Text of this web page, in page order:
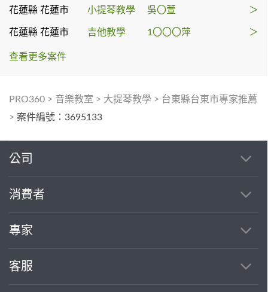
花蓮縣 花蓮市 小提琴教學 吳〇萱 ＞
花蓮縣 花蓮市 吉他教學 1〇〇〇萍 ＞
查看更多案件
PRO360 > 音樂教室 > 大提琴教學 > 台東縣台東市專家推薦
> 案件編號：3695133
公司
消費者
專家
客服